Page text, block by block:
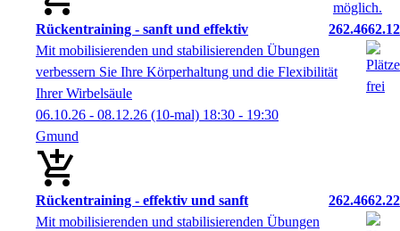
Rückentraining - sanft und effektiv
262.4662.12
Mit mobilisierenden und stabilisierenden Übungen
verbessern Sie Ihre Körperhaltung und die Flexibilität
Ihrer Wirbelsäule
06.10.26 - 08.12.26 (10-mal) 18:30 - 19:30
Gmund
Rückentraining - effektiv und sanft
262.4662.22
Mit mobilisierenden und stabilisierenden Übungen